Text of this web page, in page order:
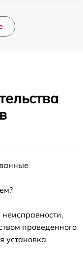
проведенного
установка